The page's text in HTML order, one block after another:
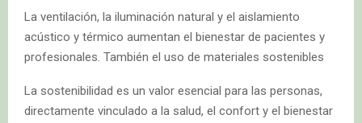
La ventilación, la iluminación natural y el aislamiento
acústico y térmico aumentan el bienestar de pacientes y
profesionales. También el uso de materiales sostenibles
La sostenibilidad es un valor esencial para las personas,
directamente vinculado a la salud, el confort y el bienestar